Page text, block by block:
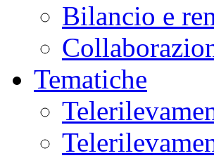
Bilancio e
Tematiche